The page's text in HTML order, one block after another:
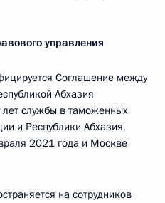
управления
Соглашение между
Абхазия
лет службы в таможенных
и Республики Абхазия,
2021 года и Москве
на сотрудников